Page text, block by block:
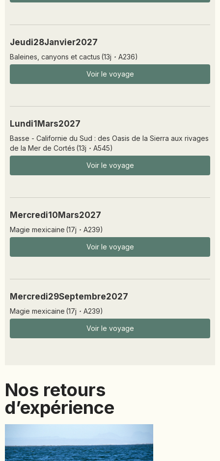
Jeudi28Janvier2027
Baleines, canyons et cactus (13j · A236)
Voir le voyage
Lundi1 Mars2027
Basse - Californie du Sud : des Oasis de la Sierra aux rivages
de la Mer de Cortés (13j · A545)
Voir le voyage
Mercredi10 Mars2027
Magie mexicaine (17j · A239)
Voir le voyage
Mercredi29Septembre2027
Magie mexicaine (17j · A239)
Voir le voyage
Nos retours
d’expérience